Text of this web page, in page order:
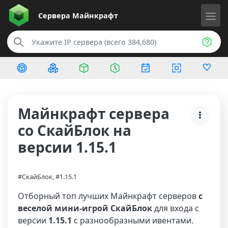
Сервера Майнкрафт
Майнкрафт сервера
со СкайБлок на
версии 1.15.1
#СкайБлок, #1.15.1
Отборный топ лучших Майнкрафт серверовс
веселой мини-игрой СкайБлокдля входа с
версии 1.15.1 с разнообразными ивентами.